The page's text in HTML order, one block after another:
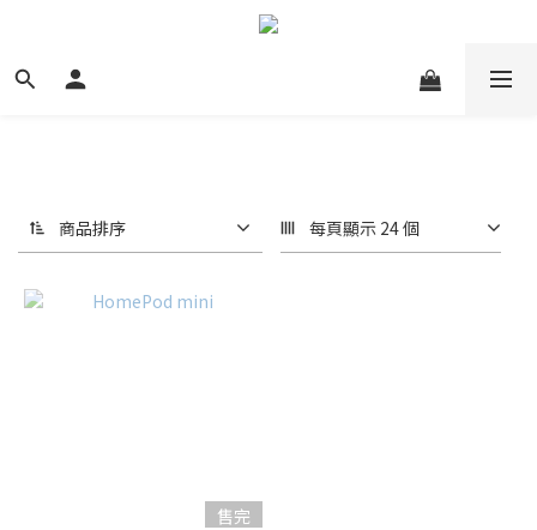
商品排序 每頁顯示 24 個
售完